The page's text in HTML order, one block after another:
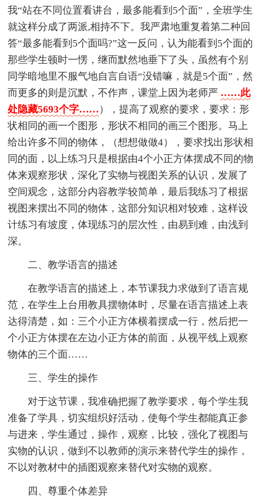
我“站在不同位置看讲台，最多能看到5个面”，全班学生
就这样分成了两派,相持不下。我严肃地重复着第二种回
答“最多能看到5个面吗?”这一反问，认为能看到5个面的
那些学生顿时一愣，继而默然地垂下了头，虽然有个别
同学暗地里不服气地自言自语“没错嘛，就是5个面”，然
而更多的则是沉默，不作声，课堂上因为老师严 ……此
处隐藏5693个字……），提高了观察的要求，要求：形
状相同的画一个图形，形状不相同的画三个图形。马上
给出许多不同的物体，（想想做做4），要求找出形状相
同的面，以上练习只是根据由4个小正方体摆成不同的物
体来观察形状，深化了实物与视图关系的认识，发展了
空间观念，这部分内容教学较简单，最后我练习了根据
视图来摆出不同的物体，这部分知识相对较难，这样设
计练习有坡度，体现练习的层次性，由易到难，由浅到
深。
二、教学语言的描述
在教学语言的描述上，本节课我力求做到了语言规
范，在学生上台用教具摆物体时，尽量在语言描述上表
达得清楚，如：三个小正方体横着摆成一行，然后把一
个小正方体摆在左边小正方体的前面，从视平线上观察
物体的三个面……
三、学生的操作
对于这节课，我准确把握了教学要求，每个学生我
准备了学具，切实组织好活动，使每个学生都能真正参
与进来，学生通过，操作，观察，比较，强化了视图与
实物的认识，做到不以教师的演示来替代学生的操作，
不以对教材中的插图观察来替代对实物的观察。
四、尊重个体差异